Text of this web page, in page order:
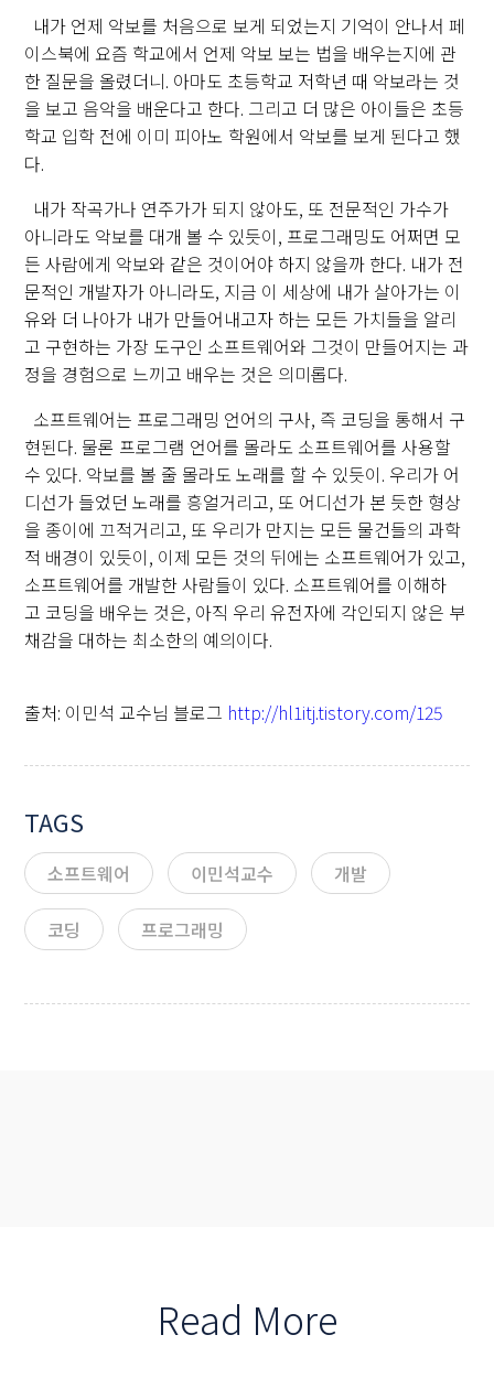
내가 언제 악보를 처음으로 보게 되었는지 기억이 안나서 페
이스북에 요즘 학교에서 언제 악보 보는 법을 배우는지에 관
한 질문을 올렸더니. 아마도 초등학교 저학년 때 악보라는 것
을 보고 음악을 배운다고 한다. 그리고 더 많은 아이들은 초등
학교 입학 전에 이미 피아노 학원에서 악보를 보게 된다고 했
다.
내가 작곡가나 연주가가 되지 않아도, 또 전문적인 가수가
아니라도 악보를 대개 볼 수 있듯이, 프로그래밍도 어쩌면 모
든 사람에게 악보와 같은 것이어야 하지 않을까 한다. 내가 전
문적인 개발자가 아니라도, 지금 이 세상에 내가 살아가는 이
유와 더 나아가 내가 만들어내고자 하는 모든 가치들을 알리
고 구현하는 가장 도구인 소프트웨어와 그것이 만들어지는 과
정을 경험으로 느끼고 배우는 것은 의미롭다.
소프트웨어는 프로그래밍 언어의 구사, 즉 코딩을 통해서 구
현된다. 물론 프로그램 언어를 몰라도 소프트웨어를 사용할
수 있다. 악보를 볼 줄 몰라도 노래를 할 수 있듯이. 우리가 어
디선가 들었던 노래를 흥얼거리고, 또 어디선가 본 듯한 형상
을 종이에 끄적거리고, 또 우리가 만지는 모든 물건들의 과학
적 배경이 있듯이, 이제 모든 것의 뒤에는 소프트웨어가 있고,
소프트웨어를 개발한 사람들이 있다. 소프트웨어를 이해하
고 코딩을 배우는 것은, 아직 우리 유전자에 각인되지 않은 부
채감을 대하는 최소한의 예의이다.
출처: 이민석 교수님 블로그 http://hl1itj.tistory.com/125
TAGS
소프트웨어 이민석교수 개발
코딩 프로그래밍
Read More